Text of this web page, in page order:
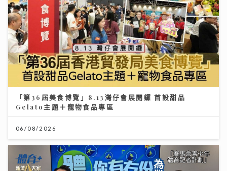
「第36屆美食博覽」8.13灣仔會展開鑼 首設甜品
Gelato主題＋寵物食品專區
06/08/2026